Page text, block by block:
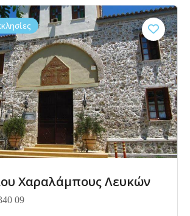
ακόμα αξιολογήσεις
Χαραλάμπους Λευκών
09